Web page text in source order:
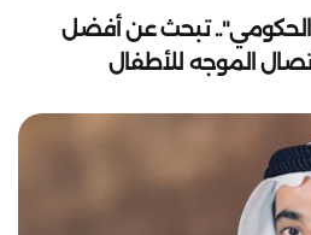
الحكومي".. تبحث عن أفضل
الموجه للأطفال